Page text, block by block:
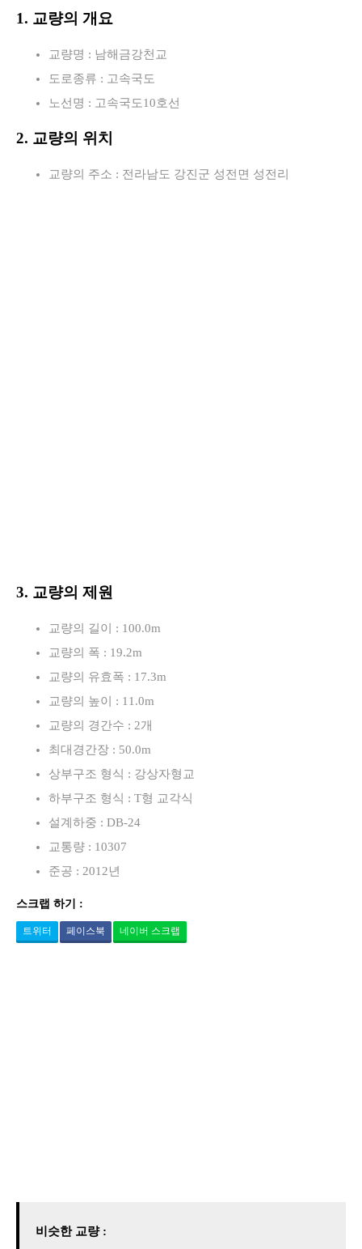
1. 교량의 개요
교량명 : 남해금강천교
도로종류 : 고속국도
노선명 : 고속국도10호선
2. 교량의 위치
교량의 주소 : 전라남도 강진군 성전면 성전리
3. 교량의 제원
교량의 길이 : 100.0m
교량의 폭 : 19.2m
교량의 유효폭 : 17.3m
교량의 높이 : 11.0m
교량의 경간수 : 2개
최대경간장 : 50.0m
상부구조 형식 : 강상자형교
하부구조 형식 : T형 교각식
설계하중 : DB-24
교통량 : 10307
준공 : 2012년
스크랩 하기 :
트위터 페이스북 네이버 스크랩
비슷한 교량 :